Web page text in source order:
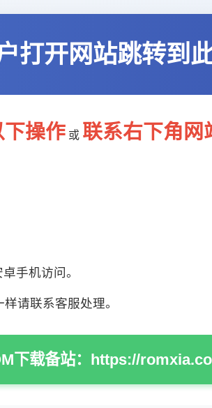
打开网站跳转到
操作 或 联系右下角网
手机访问。
请联系客服处理。
下载备站：https://